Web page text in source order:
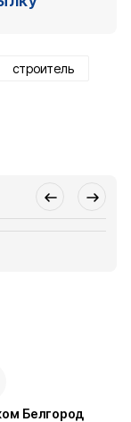
строитель
Белгород